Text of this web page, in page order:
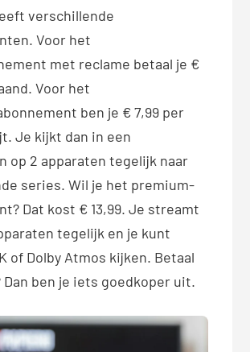
verschillende
Voor het
met reclame betaal je €
Voor het
ben je € 7,99 per
Je kijkt dan in een
op 2 apparaten tegelijk naar
series. Wil je het premium-
Dat kost € 13,99. Je streamt
tegelijk en je kunt
of Dolby Atmos kijken. Betaal
Dan ben je iets goedkoper uit.